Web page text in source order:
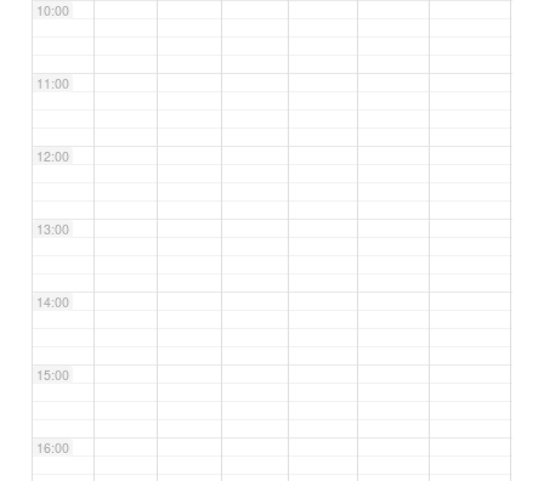
10:00
11:00
12:00
13:00
14:00
15:00
16:00